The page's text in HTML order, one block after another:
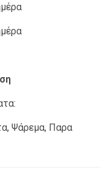
Ψάρεμα, Παρα